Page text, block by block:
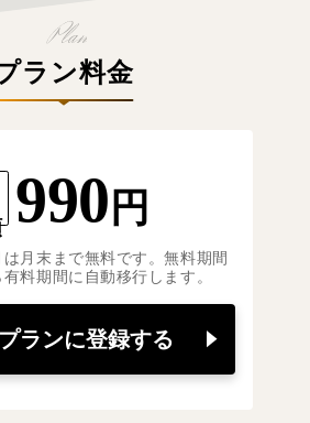
ラン料金
990 円
月末まで無料です。無料期間
料期間に自動移行します。
ランに登録する